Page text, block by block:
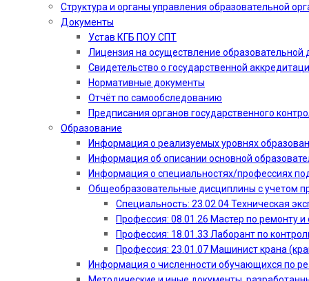
Структура и органы управления образовательной
Документы
Устав КГБ ПОУ СПТ
Лицензия на осуществление образовательной
Свидетельство о государственной
Нормативные документы
Отчёт по самообследованию
Предписания органов государственного
Образование
Информация о реализуемых уровнях
Информация об описании основной
Информация о специальностях/профессиях
Общеобразовательные дисциплины с учетом
Специальность: 23.02.04 Техническая
Профессия: 08.01.26 Мастер по ремонту
Профессия: 18.01.33 Лаборант по
Профессия: 23.01.07 Машинист крана
Информация о численности обучающихся по